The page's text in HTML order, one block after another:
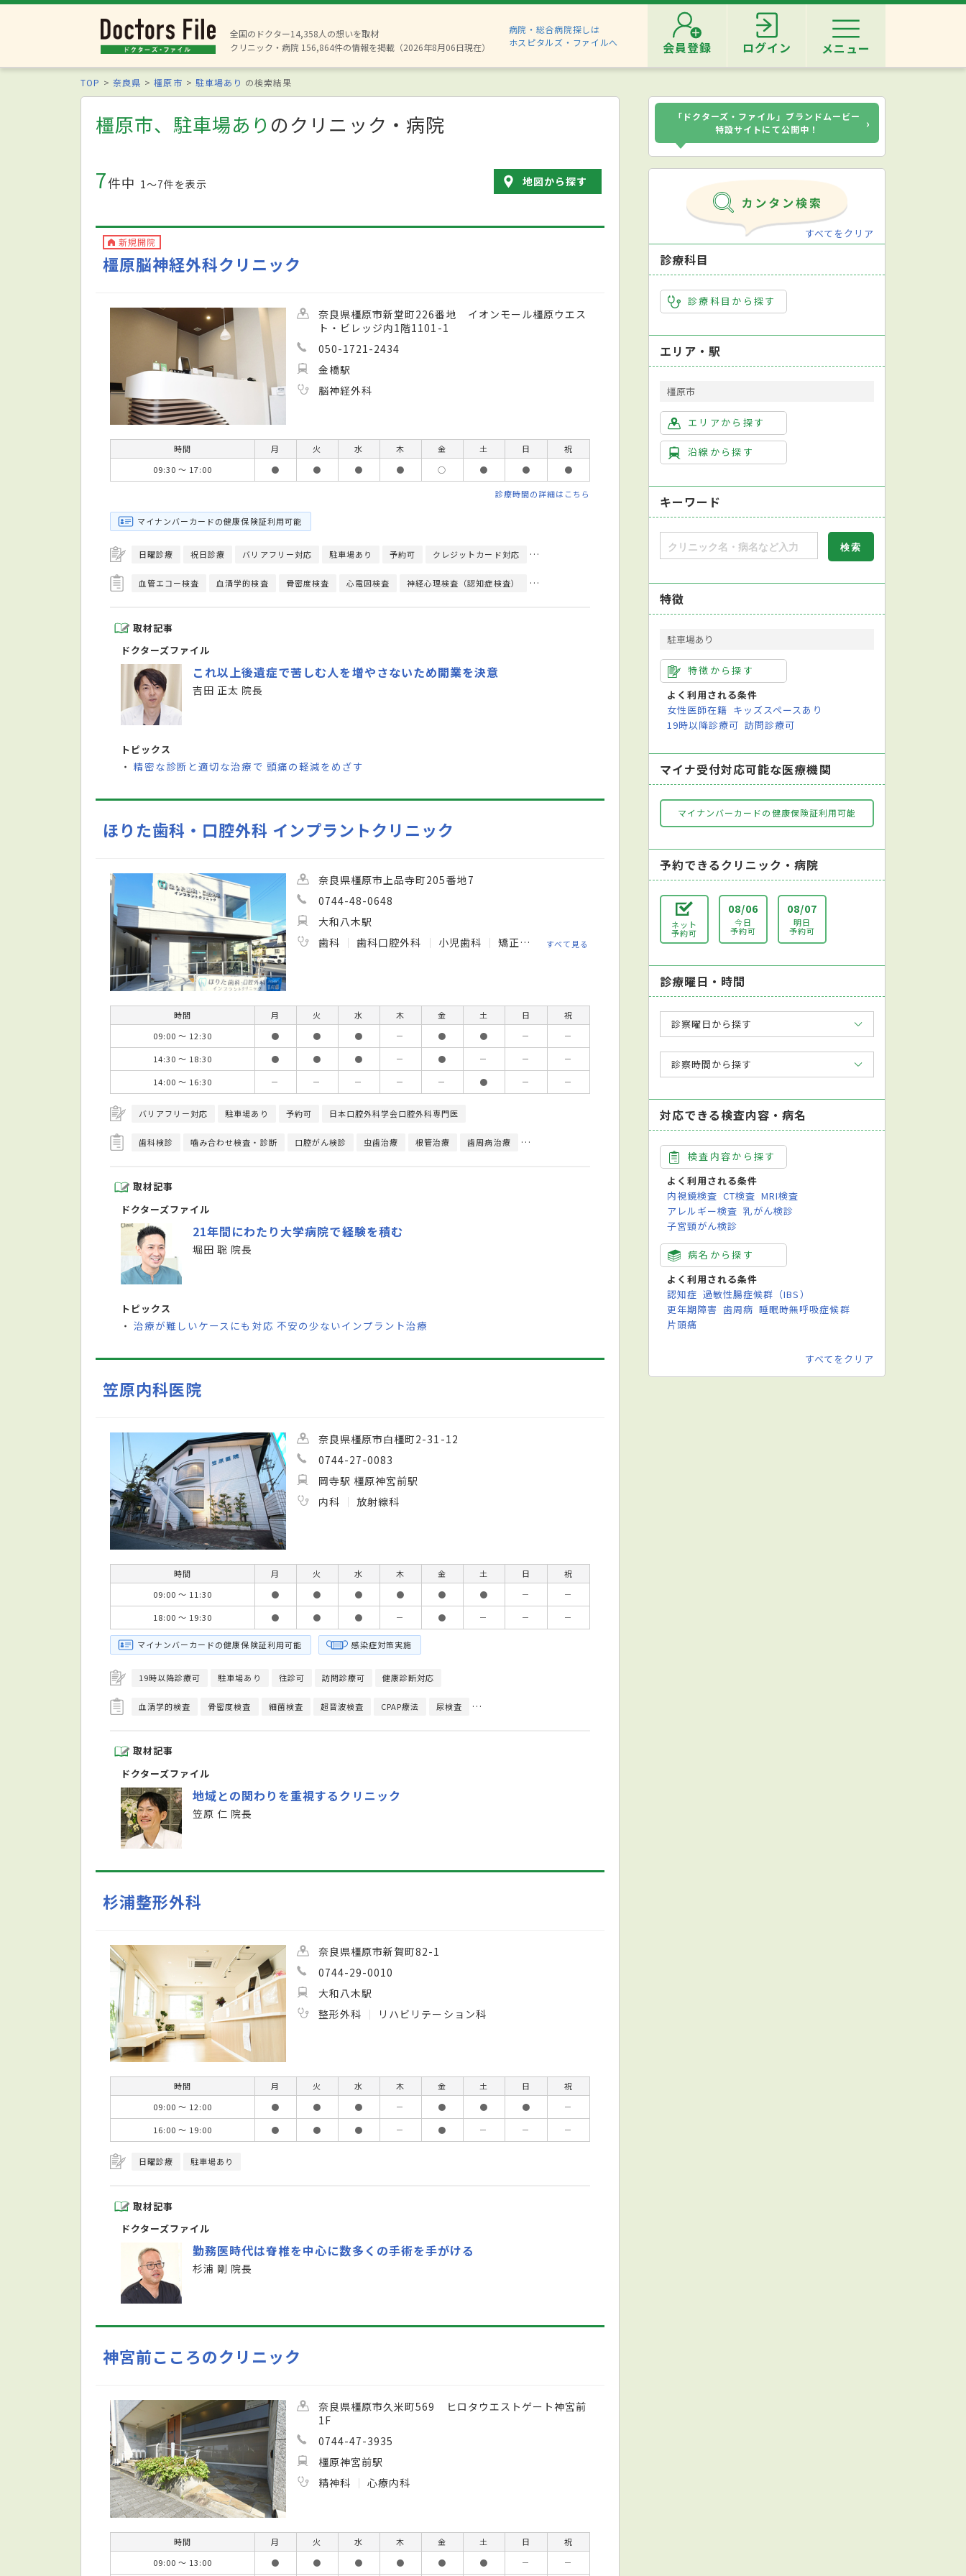
全国のドクター14,358人の想いを取材
クリニック・病院 156,864件の情報を掲載（2026年8月06日現在）
病院・総合病院探しは
ホスピタルズ・ファイルへ
会員登録 ログイン メニュー
TOP 奈良県 橿原市 駐車場あり の検索結果
橿原市、駐車場あり のクリニック・病院
7件中 1〜7件を表示 地図から探す
新規開院
橿原脳神経外科クリニック
奈良県橿原市新堂町226番地 イオンモール橿原ウエス
ト・ビレッジ内1階1101-1
050-1721-2434
金橋駅
脳神経外科
時間 月 火 水 木 金 土 日
祝
09:30 ～ 17:00
● ● ● ● ○ ● ● ●
診療時間の詳細はこちら
マイナンバーカードの健康保険証利用可能
日曜診療 祝日診療 バリアフリー対応 駐車場あり 予約可 クレジットカード対応 日本脳神経外科学会脳神経外科専門医 日本脳神経血管内治療学会脳血管内治療専門医
血管エコー検査 血清学的検査 骨密度検査 心電図検査 神経心理検査（認知症検査） 超音波検査 CT検査 MRA検査 MRI検査
取材記事
ドクターズファイル
これ以上後遺症で苦しむ人を増やさないため開業を決意
吉田 正太 院長
トピックス
・精密な診断と適切な治療で 頭痛の軽減をめざす
ほりた歯科・口腔外科 インプラントクリニック
奈良県橿原市上品寺町205番地7
0744-48-0648
大和八木駅
歯科
歯科口腔外科 小児歯科 矯正歯科 すべて見る
時間 月 火 水 木 金 土 日
祝
09:00 ～ 12:30
● ● ● － ● ● －
－
14:30 ～ 18:30
● ● ● － ● － －
－
14:00 ～ 16:30
－ － － － － ● － －
バリアフリー対応 駐車場あり 予約可 日本口腔外科学会口腔外科専門医
歯科検診 噛み合わせ検査・診断 口腔がん検診 虫歯治療 根管治療 歯周病治療 親知らず治療
取材記事
ドクターズファイル
21年間にわたり大学病院で経験を積む
堀田 聡 院長
トピックス
・治療が難しいケースにも対応 不安の少ないインプラント治療
笠原内科医院
奈良県橿原市白橿町2-31-12
0744-27-0083
岡寺駅 橿原神宮前駅
内科
放射線科
時間 月 火 水 木 金 土 日
祝
09:00 ～ 11:30
● ● ● ● ● ● －
－
18:00 ～ 19:30
● ● ● － ● － － －
マイナンバーカードの健康保険証利用可能 感染症対策実施
19時以降診療可 駐車場あり 往診可 訪問診療可 健康診断対応
血清学的検査 骨密度検査 細菌検査 超音波検査 CPAP療法 尿検査 病原体検査（感染症検査）
取材記事
ドクターズファイル
地域との関わりを重視するクリニック
笠原 仁 院長
杉浦整形外科
奈良県橿原市新賀町82-1
0744-29-0010
大和八木駅
整形外科
リハビリテーション科
時間 月 火 水 木 金 土 日
祝
09:00 ～ 12:00
● ● ● － ● ● ●
－
16:00 ～ 19:00
● ● ● － ● － － －
日曜診療 駐車場あり
取材記事
ドクターズファイル
勤務医時代は脊椎を中心に数多くの手術を手がける
杉浦 剛 院長
神宮前こころのクリニック
奈良県橿原市久米町569 ヒロタウエストゲート神宮前
1F
0744-47-3935
橿原神宮前駅
精神科
心療内科
時間 月 火 水 木 金 土 日
祝
09:00 ～ 13:00
● ● ● ● ● ● － －
「ドクターズ・ファイル」ブランドムービー
特設サイトにて公開中！
›
すべてをクリア
診療科目
診療科目から探す
エリア・駅
橿原市
エリアから探す
沿線から探す
キーワード
特徴
駐車場あり
特徴から探す
よく利用される条件
女性医師在籍 キッズスペースあり
19時以降診療可 訪問診療可
マイナ受付対応可能な医療機関
マイナンバーカードの健康保険証利用可能
予約できるクリニック・病院
ネット
予約可
08/06
今日
予約可
08/07
明日
予約可
診療曜日・時間
診察曜日から探す
診察時間から探す
対応できる検査内容・病名
検査内容から探す
よく利用される条件
内視鏡検査 CT検査 MRI検査
アレルギー検査 乳がん検診
子宮頸がん検診
病名から探す
よく利用される条件
認知症 過敏性腸症候群（IBS）
更年期障害 歯周病 睡眠時無呼吸症候群
片頭痛
すべてをクリア